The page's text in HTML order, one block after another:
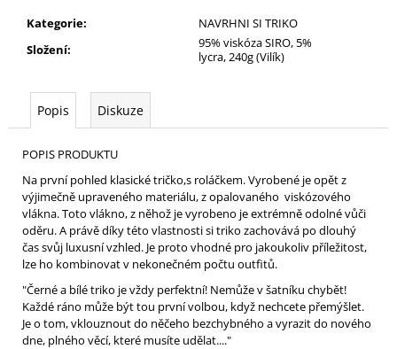
Kategorie:
NAVRHNI SI TRIKO
Složení:
95% viskóza SIRO, 5%
lycra, 240g (Vilík)
Popis Diskuze
POPIS PRODUKTU
Na první pohled klasické tričko,s roláčkem. Vyrobené je opět z
výjimečně upraveného materiálu, z opalovaného viskózového
vlákna. Toto vlákno, z něhož je vyrobeno je extrémně odolné vůči
oděru. A právě díky této vlastnosti si triko zachovává po dlouhý
čas svůj luxusní vzhled. Je proto vhodné pro jakoukoliv příležitost,
lze ho kombinovat v nekonečném počtu outfitů.
"Černé a bílé triko je vždy perfektní! Nemůže v šatníku chybět!
Každé ráno může být tou první volbou, když nechcete přemýšlet.
Je o tom, vklouznout do něčeho bezchybného a vyrazit do nového
dne, plného věcí, které musíte udělat...."